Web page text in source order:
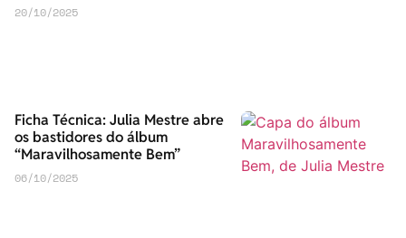
20/10/2025
Ficha Técnica: Julia Mestre abre
os bastidores do álbum
“Maravilhosamente Bem”
06/10/2025